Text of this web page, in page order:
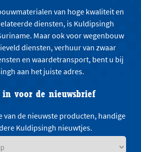
van hoge kwaliteit en
diensten, is Kuldipsingh
Maar ook voor wegenbouw
diensten, verhuur van zwaar
en waardetransport, bent u bij
aan het juiste adres.
voor de nieuwsbrief
van de nieuwste producten, handige
Kuldipsingh nieuwtjes.